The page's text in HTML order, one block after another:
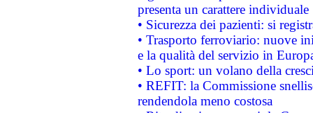
presenta un carattere individuale
• Sicurezza dei pazienti: si
• Trasporto ferroviario: nuove
e la qualità del servizio in
• Lo sport: un volano della
• REFIT: la Commissione
rendendola meno costosa